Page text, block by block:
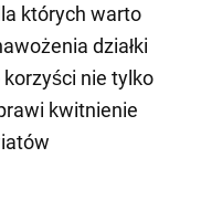
których warto
działki
nie tylko
kwitnienie